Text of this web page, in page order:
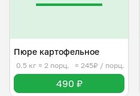
Пюре картофельное
0.5 кг ≈ 2 порц. ≈ 245₽ / порц.
490 ₽